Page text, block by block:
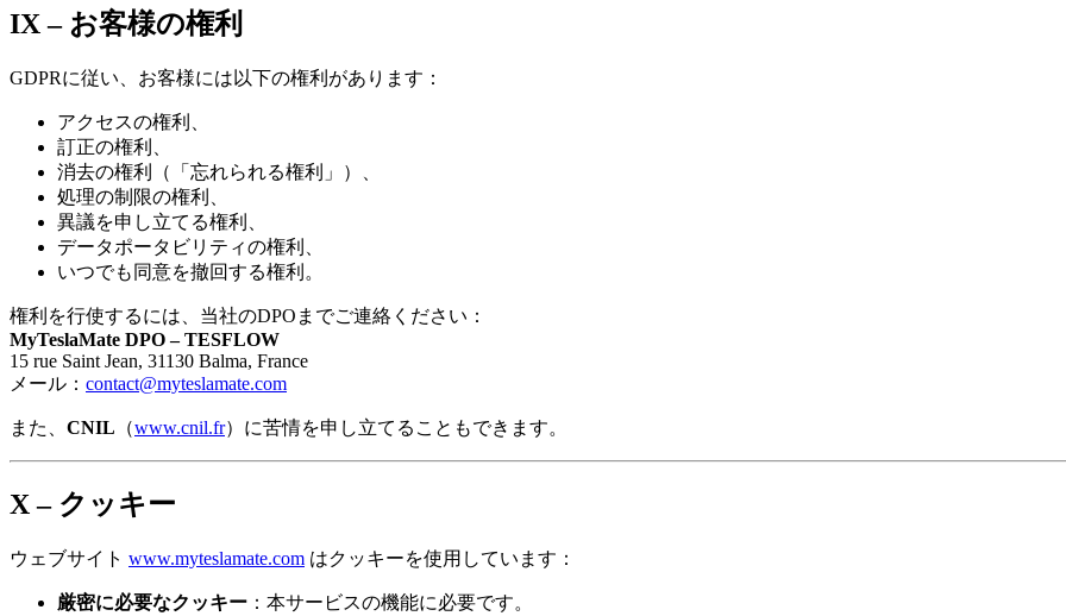
IX – お客様の権利
GDPRに従い、お客様には以下の権利があります：
アクセスの権利、
訂正の権利、
消去の権利（「忘れられる権利」）、
処理の制限の権利、
異議を申し立てる権利、
データポータビリティの権利、
いつでも同意を撤回する権利。
権利を行使するには、当社のDPOまでご連絡ください：
MyTeslaMate DPO – TESFLOW
15 rue Saint Jean, 31130 Balma, France
メール： contact@myteslamate.com
また、 CNIL （www.cnil.fr）に苦情を申し立てることもできます。
X – クッキー
ウェブサイト www.myteslamate.com はクッキーを使用しています：
厳密に必要なクッキー ：本サービスの機能に必要です。